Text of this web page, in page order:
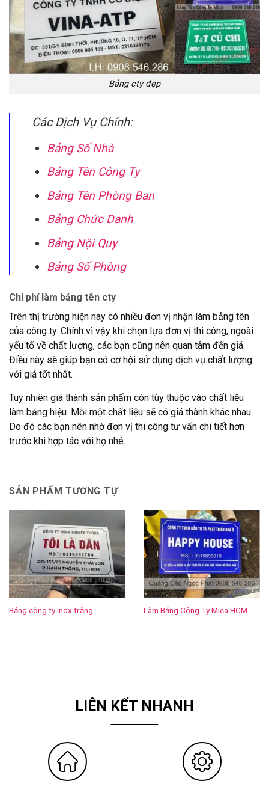
Bảng cty đẹp
Các Dịch Vụ Chính:
Bảng Số Nhà
Bảng Tên Công Ty
Bảng Tên Phòng Ban
Bảng Chức Danh
Bảng Nội Quy
Bảng Số Phòng
Chi phí làm bảng tên cty
Trên thị trường hiện nay có nhiều đơn vị nhận làm bảng tên
của công ty. Chính vì vậy khi chọn lựa đơn vị thi công, ngoài
yếu tố về chất lượng, các bạn cũng nên quan tâm đến giá.
Điều này sẽ giúp bạn có cơ hội sử dụng dịch vụ chất lượng
với giá tốt nhất.
Tuy nhiên giá thành sản phẩm còn tùy thuộc vào chất liệu
làm bảng hiệu. Mỗi một chất liệu sẽ có giá thành khác nhau.
Do đó các bạn nên nhờ đơn vị thi công tư vấn chi tiết hơn
trước khi hợp tác với họ nhé.
SẢN PHẨM TƯƠNG TỰ
Bảng công ty inox trắng Làm Bảng Công Ty Mica HCM
LIÊN KẾT NHANH